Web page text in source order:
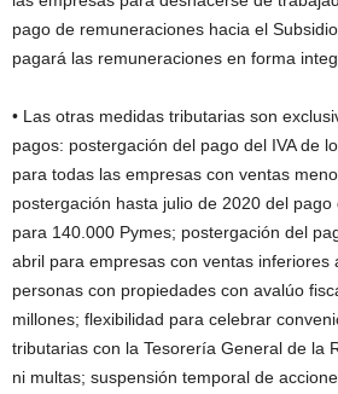
pago de remuneraciones hacia el
pagará las remuneraciones en forma
• Las otras medidas tributarias son
pagos: postergación del pago del IVA de
para todas las empresas con ventas
postergación hasta julio de 2020 del
para 140.000 Pymes; postergación del
abril para empresas con ventas inferiores
personas con propiedades con avalúo
millones; flexibilidad para celebrar
tributarias con la Tesorería General de la
ni multas; suspensión temporal de